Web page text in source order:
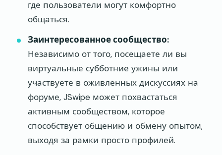
где пользователи могут комфортно
общаться.
Заинтересованное сообщество:
Независимо от того, посещаете ли вы
виртуальные субботние ужины или
участвуете в оживленных дискуссиях на
форуме, JSwipe может похвастаться
активным сообществом, которое
способствует общению и обмену опытом,
выходя за рамки просто профилей.